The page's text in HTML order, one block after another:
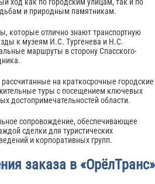
ход как по городским улицам, так и по
и природным памятникам.
которые отлично знают транспортную
к музеям И.С. Тургенева и Н.С.
маршруты в сторону Спасского-
на краткосрочные городские
туры с посещением ключевых
достопримечательностей области.
сопровождение, обеспечивающее
сделки для туристических
и корпоративных групп.
заказа в «ОрёлТранс»